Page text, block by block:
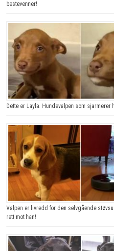
bestevenner!
Dette er Layla. Hundevalpen som
Valpen er livredd for den selvgående
rett mot han!